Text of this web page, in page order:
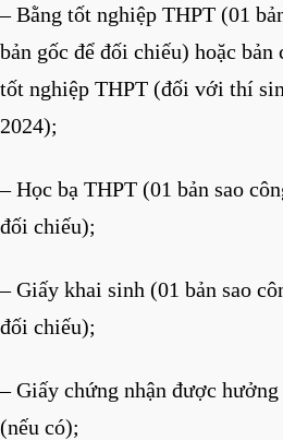
– Bằng tốt nghiệp THPT (01
bản gốc để đối chiếu) hoặc
tốt nghiệp THPT (đối với thí
2024);
– Học bạ THPT (01 bản sao
đối chiếu);
– Giấy khai sinh (01 bản sao
đối chiếu);
– Giấy chứng nhận được
(nếu có);